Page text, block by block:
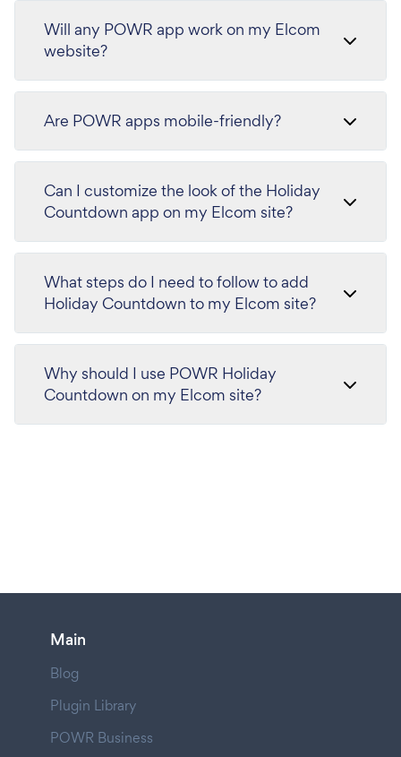
Will any POWR app work on my Elcom
website?
Are POWR apps mobile-friendly?
Can I customize the look of the Holiday
Countdown app on my Elcom site?
What steps do I need to follow to add
Holiday Countdown to my Elcom site?
Why should I use POWR Holiday
Countdown on my Elcom site?
Main
Blog
Plugin Library
POWR Business